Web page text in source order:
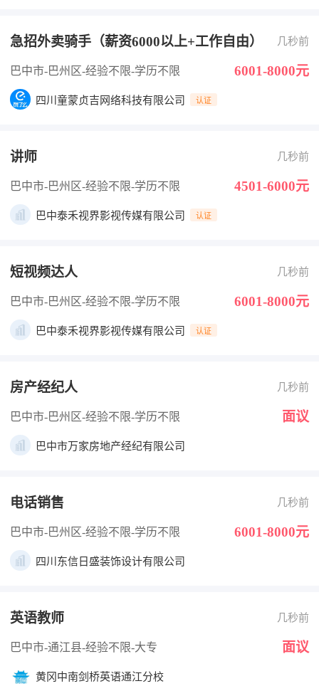
急招外卖骑手（薪资6000以上+工作自由） 几秒前
巴中市-巴州区-经验不限-学历不限 6001-8000元
四川童蒙贞吉网络科技有限公司 认证
讲师 几秒前
巴中市-巴州区-经验不限-学历不限 4501-6000元
巴中泰禾视界影视传媒有限公司 认证
短视频达人 几秒前
巴中市-巴州区-经验不限-学历不限 6001-8000元
巴中泰禾视界影视传媒有限公司 认证
房产经纪人 几秒前
巴中市-巴州区-经验不限-学历不限 面议
巴中市万家房地产经纪有限公司
电话销售 几秒前
巴中市-巴州区-经验不限-学历不限 6001-8000元
四川东信日盛装饰设计有限公司
英语教师 几秒前
巴中市-通江县-经验不限-大专 面议
黄冈中南剑桥英语通江分校